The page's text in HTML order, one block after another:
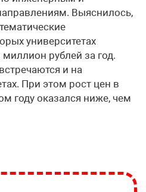
Выяснилось,
университетах
рублей за год.
и на
При этом рост цен в
году оказался ниже, чем